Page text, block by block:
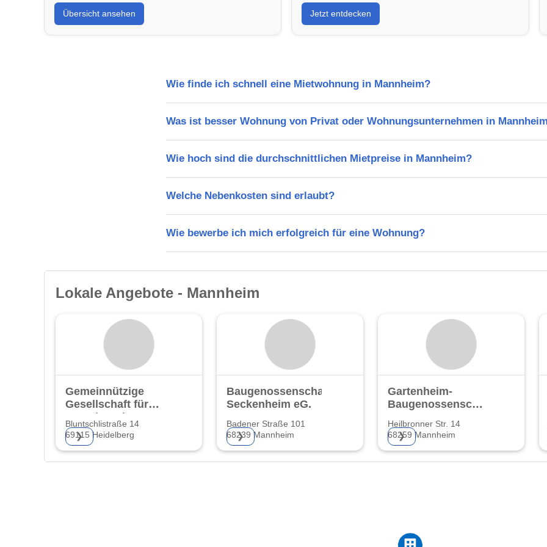
Übersicht ansehen Jetzt entdecken
Wie finde ich schnell eine Mietwohnung in Mannheim?
Was ist besser Wohnung von Privat oder Wohnungsunternehmen in
Wie hoch sind die durchschnittlichen Mietpreise in Mannheim?
Welche Nebenkosten sind erlaubt?
Wie bewerbe ich mich erfolgreich für eine Wohnung?
Lokale Angebote - Mannheim
Gemeinnützige
Gesellschaft für
Grund- und
Bluntschlistraße 14
69115 Heidelberg
❯
Baugenossenschaft
Seckenheim eG.
Badener Straße 101
68239 Mannheim
❯
Gartenheim-
Baugenossenschaft
Heilbronner Str. 14
68259 Mannheim
❯